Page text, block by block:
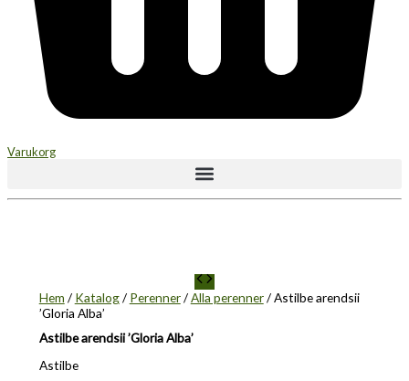
Varukorg
Hem / Katalog/ Perenner/Alla perenner/ Astilbe arendsii
’Gloria Alba’
Astilbe arendsii ’Gloria Alba’
Astilbe